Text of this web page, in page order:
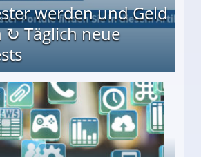
werden und Geld
↻ Täglich neue